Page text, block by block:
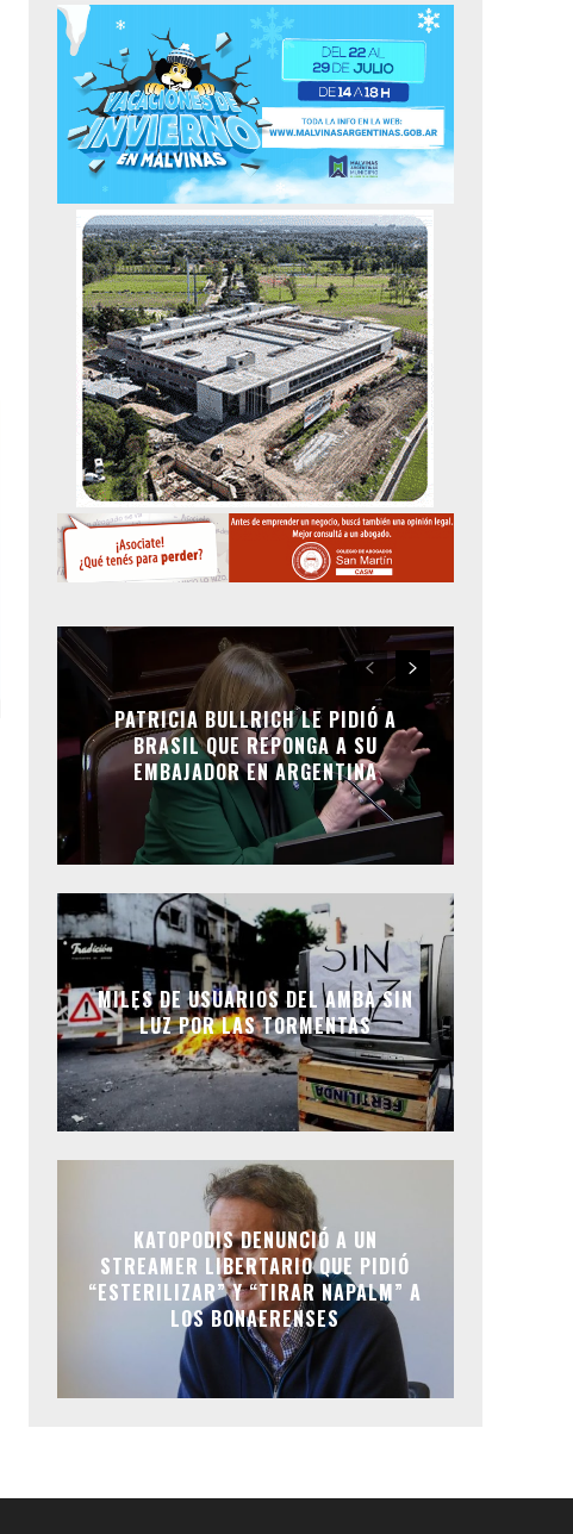
PATRICIA BULLRICH LE PIDIÓ A
BRASIL QUE REPONGA A SU
EMBAJADOR EN ARGENTINA
MILES DE USUARIOS DEL AMBA SIN
LUZ POR LAS TORMENTAS
KATOPODIS DENUNCIÓ A UN
STREAMER LIBERTARIO QUE PIDIÓ
“ESTERILIZAR” Y “TIRAR NAPALM” A
LOS BONAERENSES